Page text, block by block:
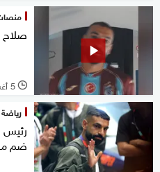
l 5 أغسطس 2026
رياضة
ضم